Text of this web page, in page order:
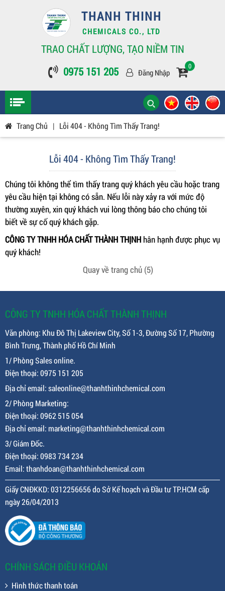
THANH THINH
CHEMICALS CO., LTD
TRAO CHẤT LƯỢNG, TẠO NIỀM TIN
0975 151 205
Đăng Nhập
0
Trang Chủ | Lỗi 404 - Không Tìm Thấy Trang!
Lỗi 404 - Không Tìm Thấy Trang!
Chúng tôi không thể tìm thấy trang quý khách yêu cầu hoặc trang
yêu cầu hiện tại không có sẵn. Nếu lỗi này xảy ra với mức độ
thường xuyên, xin quý khách vui lòng thông báo cho chúng tôi
biết về sự cố quý khách gặp.
CÔNG TY TNHH HÓA CHẤT THÀNH THỊNH hân hạnh được phục vụ
quý khách!
Quay về trang chủ (5)
CÔNG TY TNHH HÓA CHẤT THÀNH THỊNH
Văn phòng: Khu Đô Thị Lakeview City, Số 1-3, Đường Số 17, Phường
Bình Trưng, Thành phố Hồ Chí Minh
1/ Phòng Sales online.
Điện thoại: 0975 151 205
Địa chỉ email: saleonline@thanhthinhchemical.com
2/ Phòng Marketing:
Điện thoại: 0962 515 054
Địa chỉ email: marketing@thanhthinhchemical.com
3/ Giám Đốc.
Điện thoại: 0983 734 234
Email: thanhdoan@thanhthinhchemical.com
Giấy CNĐKKD: 0312256656 do Sở Kế hoạch và Đầu tư TP.HCM cấp
ngày 26/04/2013
CHÍNH SÁCH ĐIỀU KHOẢN
Hình thức thanh toán